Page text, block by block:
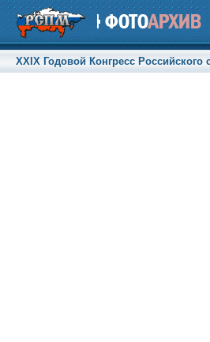
XXIX Годовой Конгресс